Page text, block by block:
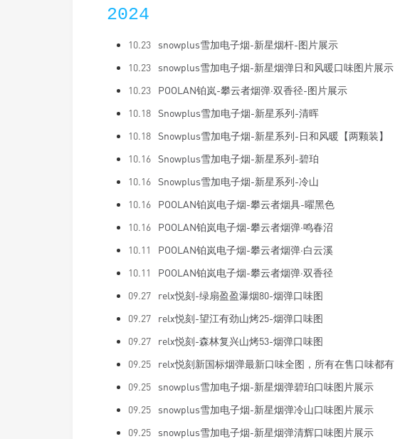
2024
10.23
snowplus雪加电子烟-新星烟杆-图片展示
10.23
snowplus雪加电子烟-新星烟弹日和风暖口味图片展示
10.23
POOLAN铂岚-攀云者烟弹·双香径-图片展示
10.18 Snowplus雪加电子烟-新星系列-清晖
10.18 Snowplus雪加电子烟-新星系列-日和风暖【两颗装】
10.16 Snowplus雪加电子烟-新星系列-碧珀
10.16 Snowplus雪加电子烟-新星系列-冷山
10.16
POOLAN铂岚电子烟-攀云者烟具-曜黑色
10.16
POOLAN铂岚电子烟-攀云者烟弹·鸣春沼
10.11
POOLAN铂岚电子烟-攀云者烟弹·白云溪
10.11
POOLAN铂岚电子烟-攀云者烟弹·双香径
09.27
relx悦刻-绿扇盈盈瀑烟80-烟弹口味图
09.27
relx悦刻-望江有劲山烤25-烟弹口味图
09.27
relx悦刻-森林复兴山烤53-烟弹口味图
09.25
relx悦刻新国标烟弹最新口味全图，所有在售口味都有
09.25
snowplus雪加电子烟-新星烟弹碧珀口味图片展示
09.25
snowplus雪加电子烟-新星烟弹冷山口味图片展示
09.25
snowplus雪加电子烟-新星烟弹清辉口味图片展示